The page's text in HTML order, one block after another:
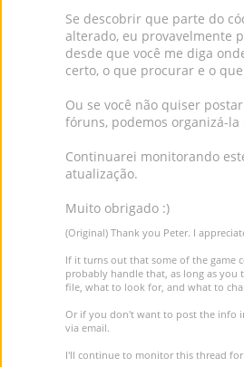
Se descobrir que parte do
alterado, eu provavelmente
desde que você me diga
certo, o que procurar e o
Ou se você não quiser
fóruns, podemos organizá-la
Continuarei monitorando
atualização.
Muito obrigado :)
(Original) Thank you Peter. I
If it turns out that some of the game
probably handle that, as long as
file, what to look for, and what to
Or if you don't want to post the info
via email.
I'll continue to monitor this thread